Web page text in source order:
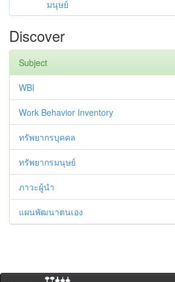
มนุษย์
Discover
Subject
WBI
Work Behavior Inventory
ทรัพยากรบุคคล
ทรัพยากรมนุษย์
ภาวะผู้นำ
แผนพัฒนาตนเอง